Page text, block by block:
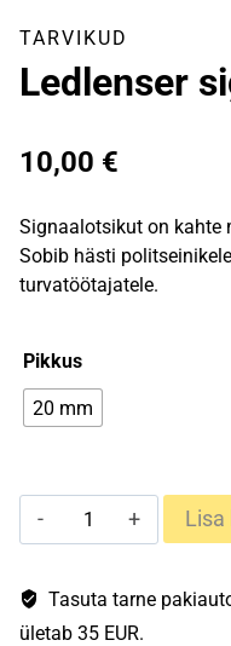
TARVIKUD
Ledlenser
10,00 €
Signaalotsikut on kahte
Sobib hästi
turvatöötajatele.
Pikkus
20 mm
Ledlenser
signaalotsik
Lisa
Tasuta tarne
ületab 35 EUR.